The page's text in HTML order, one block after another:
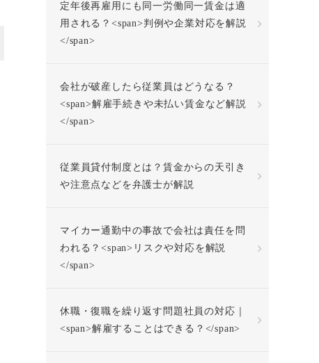
定年後再雇用にも同一労働同一賃金は適
用される？<span>判例や企業対応を解説
</span>
会社が破産したら従業員はどうなる？
<span>解雇手続きや未払い賃金など解説
</span>
従業員貸付制度とは？賃金からの天引き
や注意点などを弁護士が解説
マイカー通勤中の事故で会社は責任を問
われる？<span>リスクや対応を解説
</span>
休職・復職を繰り返す問題社員の対応｜
<span>解雇することはできる？</span>